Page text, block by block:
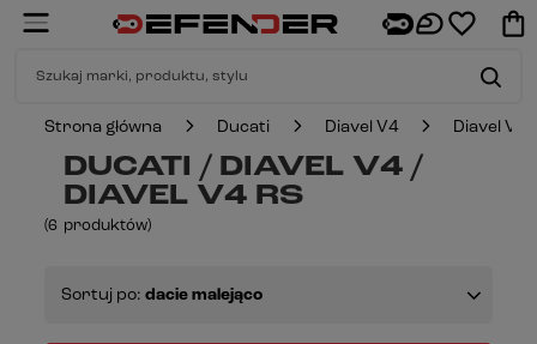
Strona główna Ducati Diavel V4 Diavel V4
DUCATI / DIAVEL V4 /
DIAVEL V4 RS
(6 produktów)
Sortuj po: dacie malejąco